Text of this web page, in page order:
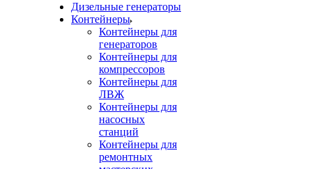
Дизельные генераторы
Контейнеры
Контейнеры для
генераторов
Контейнеры для
компрессоров
Контейнеры для
ЛВЖ
Контейнеры для
насосных
станций
Контейнеры для
ремонтных